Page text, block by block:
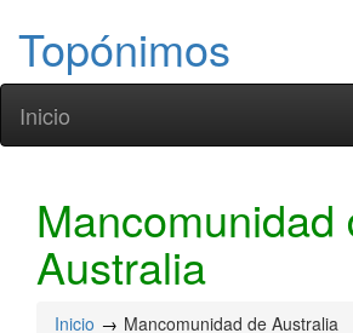
Topónimos
Inicio
Mancomunidad
Australia
Inicio Mancomunidad de Australia